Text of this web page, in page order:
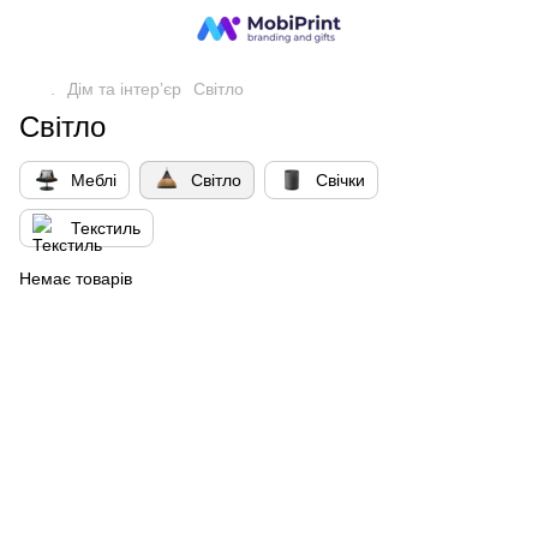
Дім та інтерʼєр Світло
Світло
Меблі Світло Свічки
Текстиль
Немає товарів